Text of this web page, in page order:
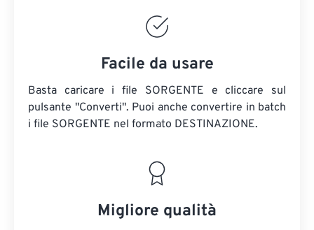
Facile da usare
Basta caricare i file SORGENTE e cliccare sul
pulsante "Converti". Puoi anche convertire in batch
i file SORGENTE nel formato DESTINAZIONE.
Migliore qualità